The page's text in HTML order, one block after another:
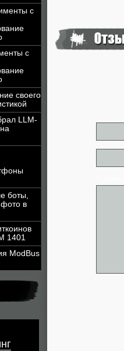
с
с
своего
LLM-
боты,
фото в
1401
ModBus